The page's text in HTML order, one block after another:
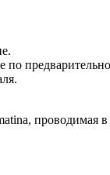
проводимая в